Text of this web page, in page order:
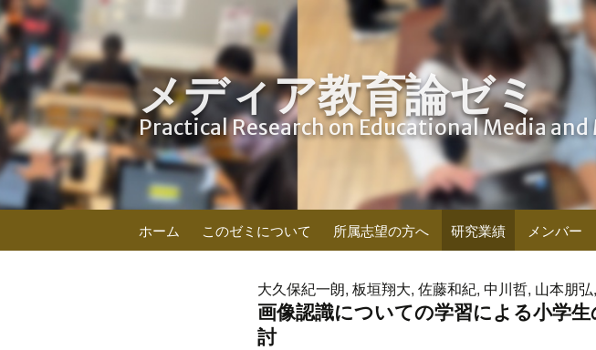
メディア教育論ゼミ
Practical Research on Educational Media
ホーム このゼミについて 所属志望の方へ 研究業績 メンバー
大久保紀一朗, 板垣翔大, 佐藤和紀, 中川哲, 山本朋弘
画像認識についての学習による小学
討